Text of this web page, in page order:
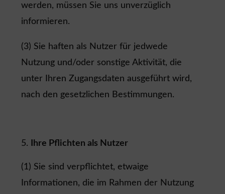
werden, müssen Sie uns unverzüglich
informieren.
(3) Sie haften als Nutzer für jedwede
Nutzung und/oder sonstige Aktivität, die
unter Ihren Zugangsdaten ausgeführt wird,
nach den gesetzlichen Bestimmungen.
Ihre Pflichten als Nutzer
(1) Sie sind verpflichtet, etwaige
Informationen, die im Rahmen der Nutzung